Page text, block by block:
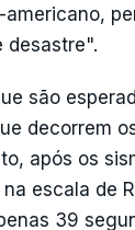
desastre".
são
decorrem
após os
escala de
39